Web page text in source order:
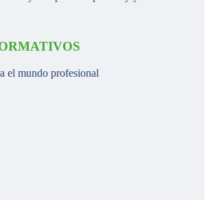
el mundo profesional